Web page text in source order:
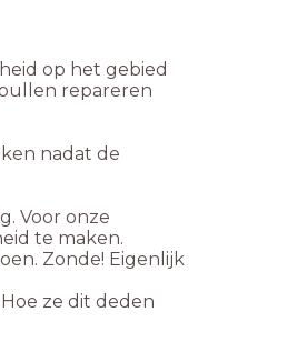
op het gebied
repareren
nadat de
Voor onze
te maken.
Zonde! Eigenlijk
ze dit deden